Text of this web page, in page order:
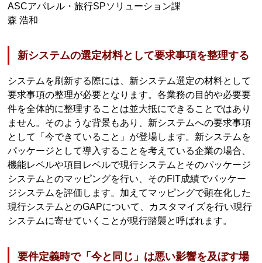
ASCアパレル・旅行SPソリューション課
森 浩和
新システムの選定材料として要求事項を整理する
システムを刷新する際には、新システム選定の材料として
要求事項の整理が必要となります。各業務の目的や必要要
件を全体的に整理することは並大抵にできることではあり
ません。そのような背景もあり、新システムへの要求事項
として「今できていること」が登場します。新システムを
パッケージとして導入することを考えている企業の場合、
機能レベルや項目レベルで現行システムとそのパッケージ
システムとのマッピングを行い、そのFIT成績でパッケー
ジシステムを評価します。加えてマッピングで顕在化した
現行システムとのGAPについて、カスタマイズを行い現行
システムに寄せていくことが現行踏襲と呼ばれます。
要件定義時で「今と同じ」は悪い影響を及ぼす場